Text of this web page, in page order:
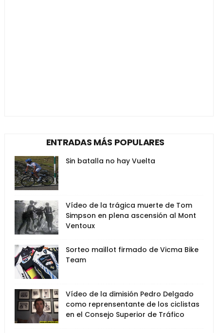
ENTRADAS MÁS POPULARES
Sin batalla no hay Vuelta
Vídeo de la trágica muerte de Tom
Simpson en plena ascensión al Mont
Ventoux
Sorteo maillot firmado de Vicma Bike
Team
Vídeo de la dimisión Pedro Delgado
como reprensentante de los ciclistas
en el Consejo Superior de Tráfico